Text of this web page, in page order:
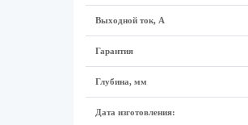
Выходной ток, А
Гарантия
Глубина, мм
Дата изготовления: